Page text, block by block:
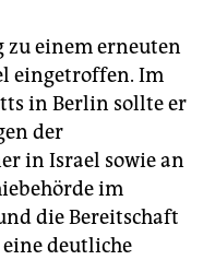
zu einem erneuten
eingetroffen. Im
in Berlin sollte er
der
in Israel sowie an
im
die Bereitschaft
deutliche